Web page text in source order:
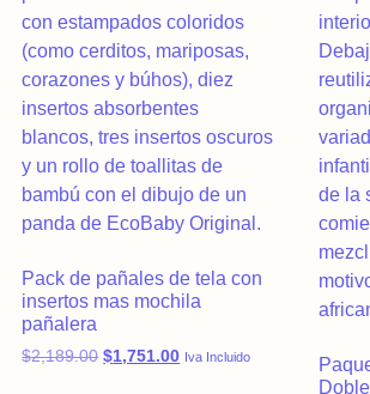
$1,920.00.
Pack de pañales de tela con
insertos mas mochila
pañalera
$2,189.00 Original price was: $2,189.00.
$1,751.00Current price is:
Iva Incluido